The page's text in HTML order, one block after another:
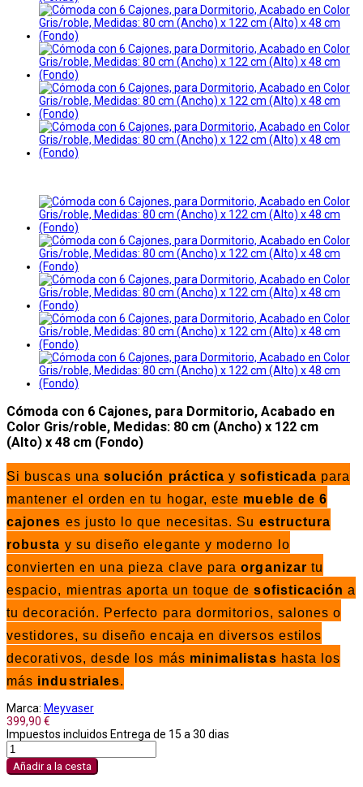
Cómoda con 6 Cajones, para Dormitorio, Acabado en
Color Gris/roble, Medidas: 80 cm (Ancho) x 122 cm
(Alto) x 48 cm (Fondo)
Si buscas una solución práctica ysofisticada para
mantener el orden en tu hogar, este mueble de 6
cajones es justo lo que necesitas. Su estructura
robusta y su diseño elegante y moderno lo
convierten en una pieza clave paraorganizar tu
espacio, mientras aporta un toque desofisticación a
tu decoración. Perfecto para dormitorios, salones o
vestidores, su diseño encaja en diversos estilos
decorativos, desde los más minimalistas hasta los
más industriales.
Marca: Meyvaser
399,90 €
Impuestos incluidos Entrega de 15 a 30 dias
Añadir a la cesta